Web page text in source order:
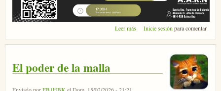
Leer más sobre QRX Norte en Guimaraes
Inicie sesión para comentar
El poder de la malla
Enviado porEB1HBK el Dom, 15/02/2026 - 21:21